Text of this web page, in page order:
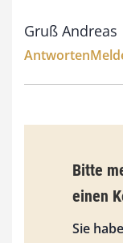
Gruß Andreas
Antworten
Bitte
einen
Sie